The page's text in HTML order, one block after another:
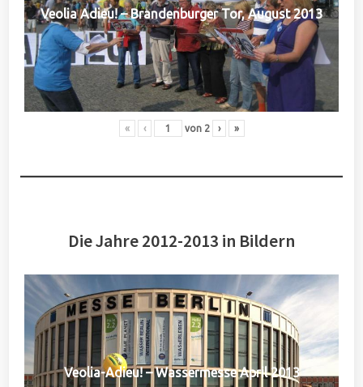
Veolia Adieu! – Brandenburger Tor, August 2013
« ‹ von 2 › »
Die Jahre 2012-2013 in Bildern
Veolia-Adieu! – Wassermesse April 2013